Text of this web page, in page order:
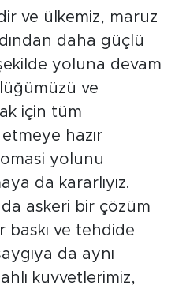
ve ülkemiz, maruz
daha güçlü
yoluna devam
ve
için tüm
hazır
yolunu
da kararlıyız.
askeri bir çözüm
baskı ve tehdide
da aynı
kuvvetlerimiz,